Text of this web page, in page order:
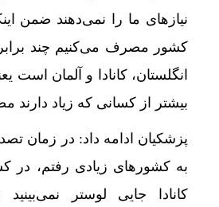
نیازهای ما را نمی‌دهند ضمن
کشور مصرف می‌کنیم چند
انگلستان، کانادا و آلمان است
بیشتر از کسانی که زیاد
پزشکیان ادامه داد: در زمان
به کشورهای زیادی رفتم، در
کانادا جایی لوستر